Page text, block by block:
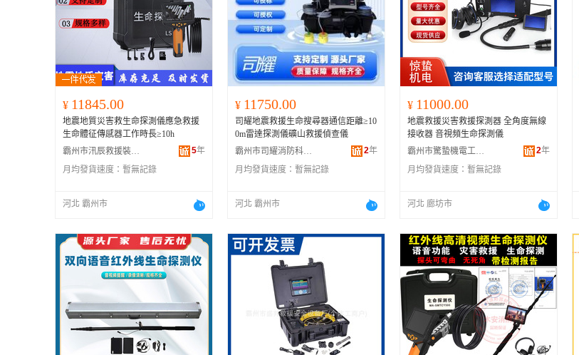
¥ 11845.00
地震地質災害救生命探測儀應急救援
生命體征傳感器工作時長≥10h
霸州市汛辰救援裝備有限公司
5年
月均發貨速度： 暫無記錄
河北 霸州市
¥ 11750.00
司耀地震救援生命搜尋器通信距離≥10
0m雷達探測儀礦山救援偵查儀
霸州市司耀消防科技有限公司
2年
月均發貨速度： 暫無記錄
河北 霸州市
¥ 11000.00
地震救援災害救援探測器 全角度無線
接收器 音視頻生命探測儀
霸州市驚蟄機電工業設備廠
2年
月均發貨速度： 暫無記錄
河北 廊坊市